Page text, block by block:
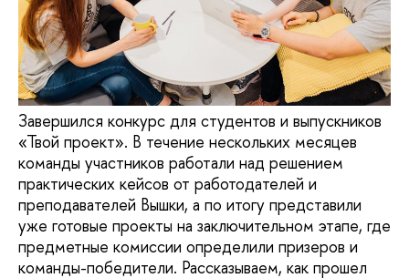
Завершился конкурс для студентов и выпускников
«Твой проект». В течение нескольких месяцев
команды участников работали над решением
практических кейсов от работодателей и
преподавателей Вышки, а по итогу представили
уже готовые проекты на заключительном этапе, где
предметные комиссии определили призеров и
команды-победители. Рассказываем, как прошел